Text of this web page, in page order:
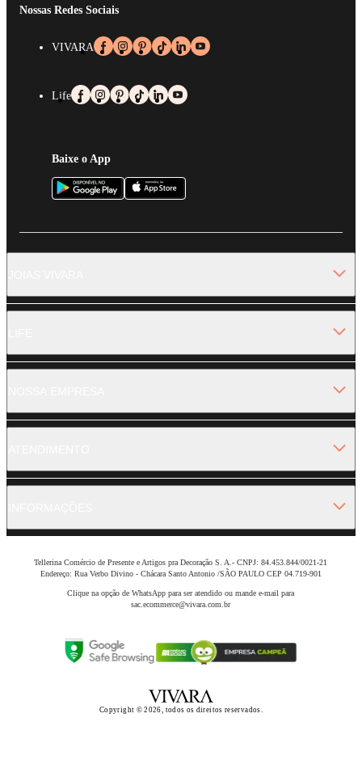
Nossas Redes Sociais
VIVARA
Life
Baixe o App
Tellerina Comércio de Presente e Artigos pra Decoração S. A.- CNPJ: 84.453.844/0021-21
Endereço: Rua Verbo Divino - Chácara Santo Antonio /SÃO PAULO CEP 04.719-901
Clique na opção de WhatsApp para ser atendido ou mande e-mail para
sac.ecommerce@vivara.com.br
Copyright © 2026, todos os direitos reservados.